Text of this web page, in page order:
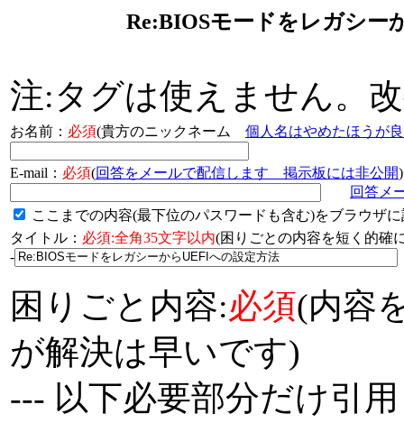
Re:BIOSモードをレガシー
注:タグは使えません。
お名前： 必須(貴方のニックネーム 個人名はやめたほうが
E-mail： 必須(回答をメールで配信します 掲示板には非公開)
回答メ
ここまでの内容(最下位のパスワードも含む)をブラウザ
タイトル： 必須:全角35文字以内(困りごとの内容を短く的
-
困りごと内容:必須(内容
が解決は早いです)
--- 以下必要部分だけ引